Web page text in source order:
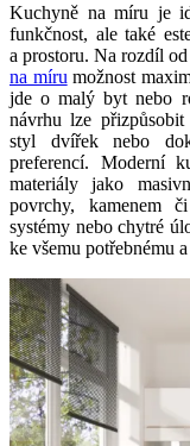
Kuchyně na míru je
funkčnost, ale také
a prostoru. Na rozdíl
na míru možnost
jde o malý byt nebo
návrhu lze
styl dvířek nebo
preferencí. Moderní
materiály jako
povrchy, kamenem
systémy nebo chytré
ke všemu potřebnému